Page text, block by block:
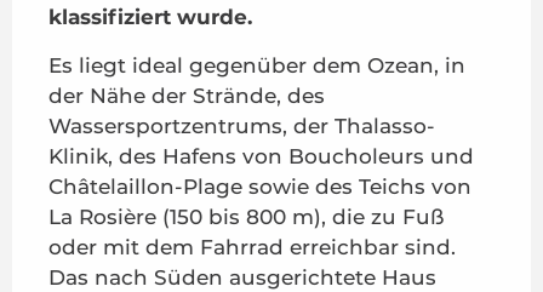
klassifiziert wurde.
Es liegt ideal gegenüber dem Ozean, in
der Nähe der Strände, des
Wassersportzentrums, der Thalasso-
Klinik, des Hafens von Boucholeurs und
Châtelaillon-Plage sowie des Teichs von
La Rosière (150 bis 800 m), die zu Fuß
oder mit dem Fahrrad erreichbar sind.
Das nach Süden ausgerichtete Haus